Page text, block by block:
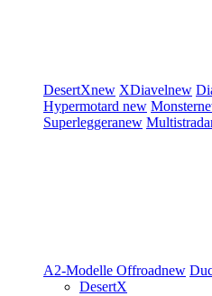
DesertXnew XDiavelnew
Hypermotard new Monster
Superleggeranew Multistrada
A2-Modelle Offroadnew
DesertX